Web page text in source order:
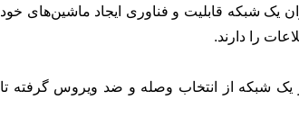
یک شبکه قابلیت و فناوری ایجاد ماشین‌های خود
را دارند.
شبکه از انتخاب وصله و ضد ویروس گرفته تا